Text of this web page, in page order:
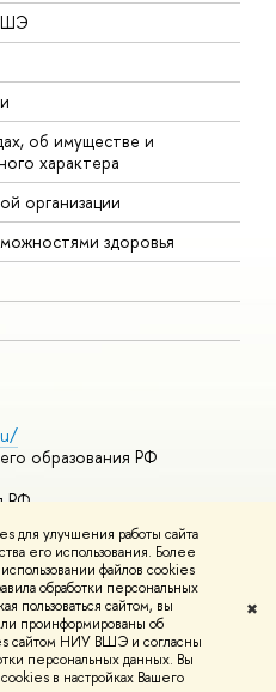
для улучшения работы сайта
его использования. Более
файлов cookies
обработки персональных
пользоваться сайтом, вы
проинформированы об
сайтом НИУ ВШЭ и согласны
персональных данных. Вы
в настройках Вашего
✖
об имуществе и
характера
организации
здоровья
образования РФ
РФ
курсы
контактыУсловия
конфиденциальности
вШколе дизайна НИУ